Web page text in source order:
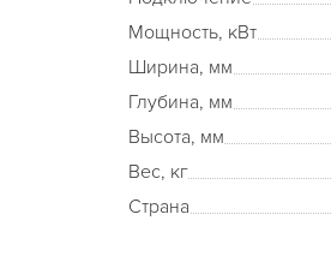
Мощность, кВт
Ширина, мм
Глубина, мм
Высота, мм
Вес, кг
Страна